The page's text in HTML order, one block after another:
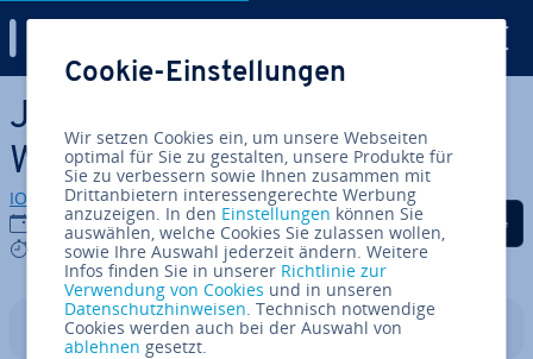
Zum Haupt­in­halt springen
Java in­stal­lie­ren unter
Windows 10: Anleitung
IONOS Redaktion
12.08.2022
4 mins
Auf Facebook teilen
Auf Twitter teilen
Auf LinkedIn
In­halts­ver­zeich­nis
Cookie-Einstellungen
Wir setzen Cookies ein, um unsere Webseiten
optimal für Sie zu gestalten, unsere Produkte für
Sie zu verbessern sowie Ihnen zusammen mit
Drittanbietern interessengerechte Werbung
anzuzeigen. In den Einstellungen können Sie
auswählen, welche Cookies Sie zulassen wollen,
sowie Ihre Auswahl jederzeit ändern. Weitere
Infos finden Sie in unserer Richtlinie zur
Verwendung von Cookies und in unseren
Datenschutzhinweisen. Technisch notwendige
Cookies werden auch bei der Auswahl von
ablehnen gesetzt.